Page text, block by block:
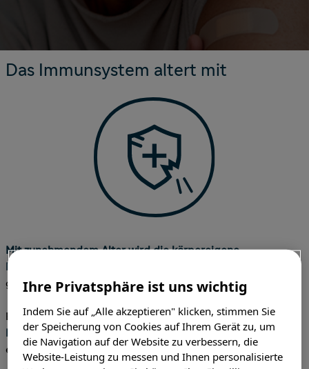
Service & Mediathek
Meningokokken
Das Immunsystem altert mit
Mit zunehmendem Alter wird die körpereigene
Immunabwehr immer schlechter
gegenüber Krankheitserregern wird dadurch erhöht.
Männern steigt die Wahrscheinlichkeit von
Infektionskrankheiten bereits ab 30 Jahren, bei Frauen
etwa 55 Jahren.
1
Ihre Privatsphäre ist uns wichtig
Indem Sie auf „Alle akzeptieren" klicken, stimmen Sie
der Speicherung von Cookies auf Ihrem Gerät zu, um
die Navigation auf der Website zu verbessern, die
Website-Leistung zu messen und Ihnen personalisierte